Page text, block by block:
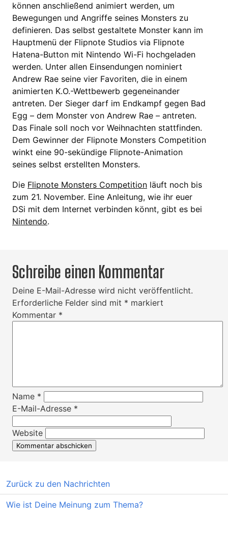
können anschließend animiert werden, um
Bewegungen und Angriffe seines Monsters zu
definieren. Das selbst gestaltete Monster kann im
Hauptmenü der Flipnote Studios via Flipnote
Hatena-Button mit Nintendo Wi-Fi hochgeladen
werden. Unter allen Einsendungen nominiert
Andrew Rae seine vier Favoriten, die in einem
animierten K.O.-Wettbewerb gegeneinander
antreten. Der Sieger darf im Endkampf gegen Bad
Egg – dem Monster von Andrew Rae – antreten.
Das Finale soll noch vor Weihnachten stattfinden.
Dem Gewinner der Flipnote Monsters Competition
winkt eine 90-sekündige Flipnote-Animation
seines selbst erstellten Monsters.
Die Flipnote Monsters Competition läuft noch bis
zum 21. November. Eine Anleitung, wie ihr euer
DSi mit dem Internet verbinden könnt, gibt es bei
Nintendo.
Schreibe einen Kommentar
Deine E-Mail-Adresse wird nicht veröffentlicht.
Erforderliche Felder sind mit * markiert
Kommentar *
Name *
E-Mail-Adresse *
Website
Zurück zu den Nachrichten
Wie ist Deine Meinung zum Thema?